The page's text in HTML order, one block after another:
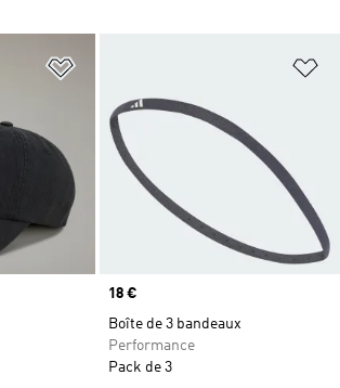
Ajouter à la Liste de produits
Prix
18 €
Boîte de 3 bandeaux
Performance
Pack de 3